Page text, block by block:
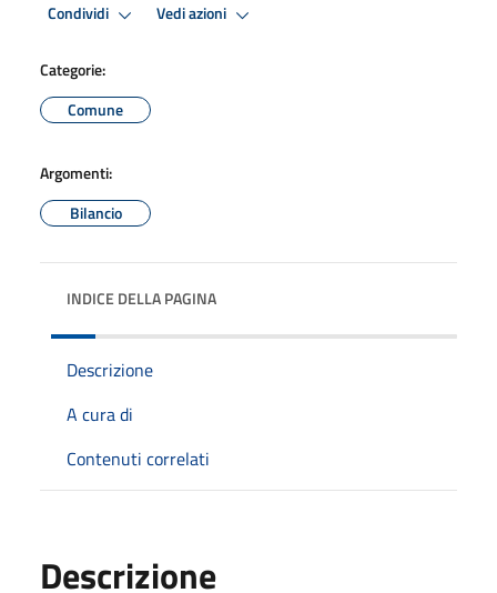
Condividi Vedi azioni
Categorie:
Comune
Argomenti:
Bilancio
INDICE DELLA PAGINA
Descrizione
A cura di
Contenuti correlati
Descrizione